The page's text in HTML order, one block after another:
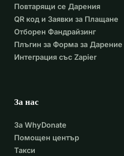
Повтарящи се Дарения
QR код и Заявки за Плащане
Отборен Фандрайзинг
Плъгин за Форма за Дарение
Интеграция със Zapier
За нас
За WhyDonate
Помощен център
Такси